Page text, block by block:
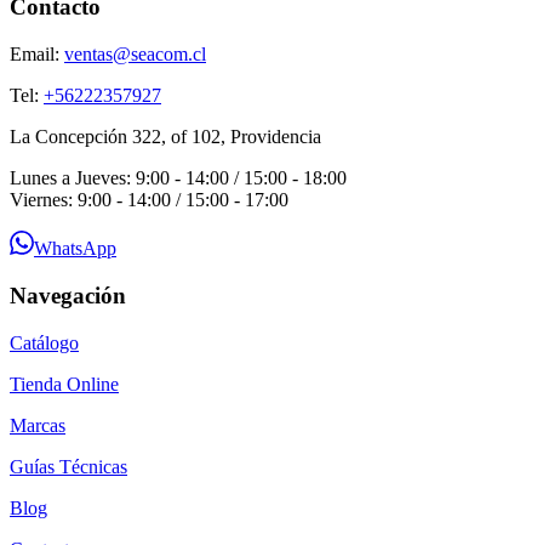
Contacto
Email: ventas@seacom.cl
Tel: +56222357927
La Concepción 322, of 102, Providencia
Lunes a Jueves: 9:00 - 14:00 / 15:00 - 18:00
Viernes: 9:00 - 14:00 / 15:00 - 17:00
WhatsApp
Navegación
Catálogo
Tienda Online
Marcas
Guías Técnicas
Blog